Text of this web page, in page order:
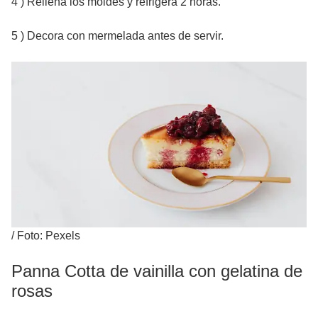
5 ) Decora con mermelada antes de servir.
/ Foto: Pexels
Panna Cotta de vainilla con gelatina de
rosas